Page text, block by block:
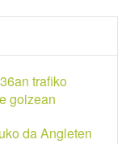
trafiko
goizean
da Angleten